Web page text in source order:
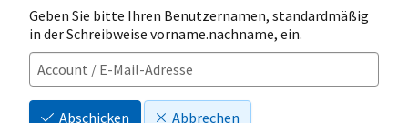
Geben Sie bitte Ihren Benutzernamen, standardmäßig
in der Schreibweise vorname.nachname, ein.
Abschicken Abbrechen